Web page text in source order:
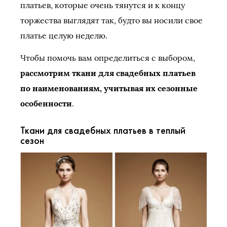
платьев, которые очень тянутся и к концу
торжества выглядят так, будто вы носили свое
платье целую неделю.
Чтобы помочь вам определиться с выбором,
рассмотрим ткани для свадебных платьев
по наименованиям, учитывая их сезонные
особенности.
Ткани для свадебных платьев в теплый
сезон